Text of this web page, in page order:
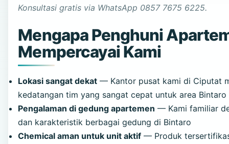
Konsultasi gratis via WhatsApp 0857 7675 6225.
Mengapa Penghuni
Mempercayai Kami
Lokasi sangat dekat — Kantor pusat kami di Ciputat
kedatangan tim yang sangat cepat untuk area Bintaro
Pengalaman di gedung apartemen — Kami familiar
dan karakteristik berbagai gedung di Bintaro
Chemical aman untuk unit aktif — Produk